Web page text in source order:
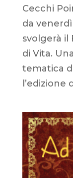
Cecchi
da
svolgerà il
di Vita.
tematica
l’edizione